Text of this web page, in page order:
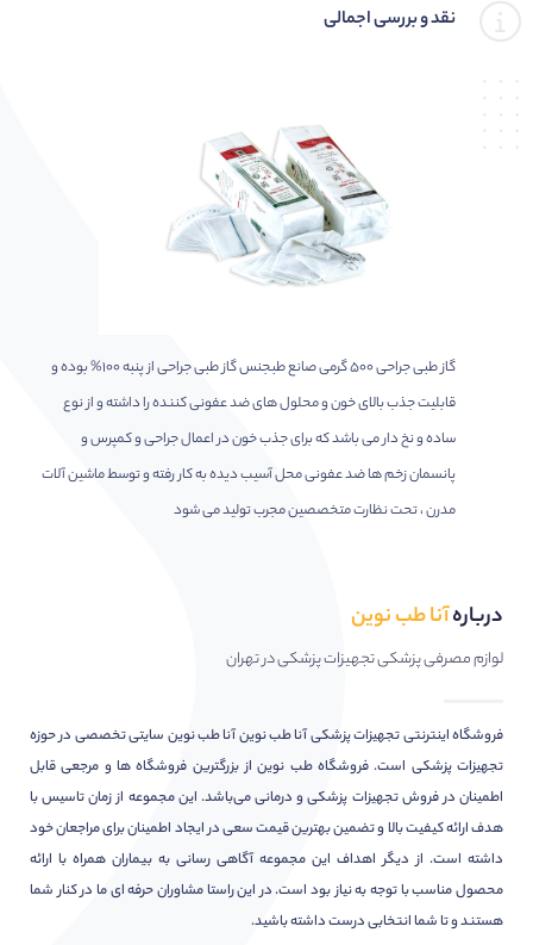
نقد و بررسی اجمالی
گاز طبی جراحی ۵۰۰ گرمی صانع طبجنس گاز طبی جراحی از پنبه ۱۰۰% بوده و
قابلیت جذب بالای خون و محلول های ضد عفونی کننده را داشته و از نوع
ساده و نخ دار می باشد که برای جذب خون در اعمال جراحی و کمپرس و
پانسمان زخم ها ضد عفونی محل آسیب دیده به کار رفته و توسط ماشین آلات
مدرن ، تحت نظارت متخصصین مجرب تولید می شود
دربارهآنا طب نوین
لوازم مصرفی پزشکی تجهیزات پزشکی در تهران
فروشگاه اینترنتی تجهیزات پزشکی آنا طب نوین آنا طب نوین سایتی تخصصی در حوزه
تجهیزات پزشکی است. فروشگاه طب نوین از بزرگترین فروشگاه ها و مرجعی قابل
اطمینان در فروش تجهیزات پزشکی و درمانی می‌باشد. این مجموعه از زمان تاسیس با
هدف ارائه کیفیت بالا و تضمین بهترین قیمت سعی در ایجاد اطمینان برای مراجعان خود
داشته است. از دیگر اهداف این مجموعه آگاهی رسانی به بیماران همراه با ارائه
محصول مناسب با توجه به نیاز بود است. در این راستا مشاوران حرفه ای ما در کنار شما
هستند و تا شما انتخابی درست داشته باشید.